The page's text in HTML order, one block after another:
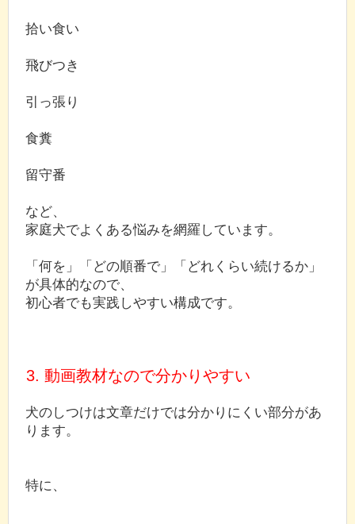
拾い食い
飛びつき
引っ張り
食糞
留守番
など、
家庭犬でよくある悩みを網羅しています。
「何を」「どの順番で」「どれくらい続けるか」
が具体的なので、
初心者でも実践しやすい構成です。
3. 動画教材なので分かりやすい
犬のしつけは文章だけでは分かりにくい部分があ
ります。
特に、